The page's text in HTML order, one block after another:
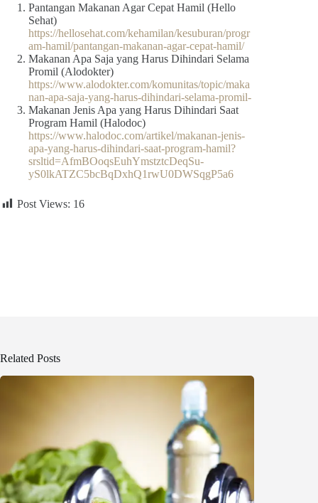
Pantangan Makanan Agar Cepat Hamil (Hello
Sehat)
https://hellosehat.com/kehamilan/kesuburan/progr
am-hamil/pantangan-makanan-agar-cepat-hamil/
Makanan Apa Saja yang Harus Dihindari Selama
Promil (Alodokter)
https://www.alodokter.com/komunitas/topic/maka
nan-apa-saja-yang-harus-dihindari-selama-promil-
Makanan Jenis Apa yang Harus Dihindari Saat
Program Hamil (Halodoc)
https://www.halodoc.com/artikel/makanan-jenis-
apa-yang-harus-dihindari-saat-program-hamil?
srsltid=AfmBOoqsEuhYmstztcDeqSu-
yS0lkATZC5bcBqDxhQ1rwU0DWSqgP5a6
Post Views: 16
Related Posts